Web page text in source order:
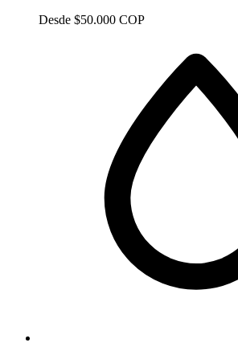
Desde $50.000 COP